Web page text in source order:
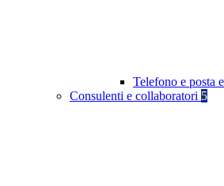
Telefono e posta
Consulenti e collaboratori 5